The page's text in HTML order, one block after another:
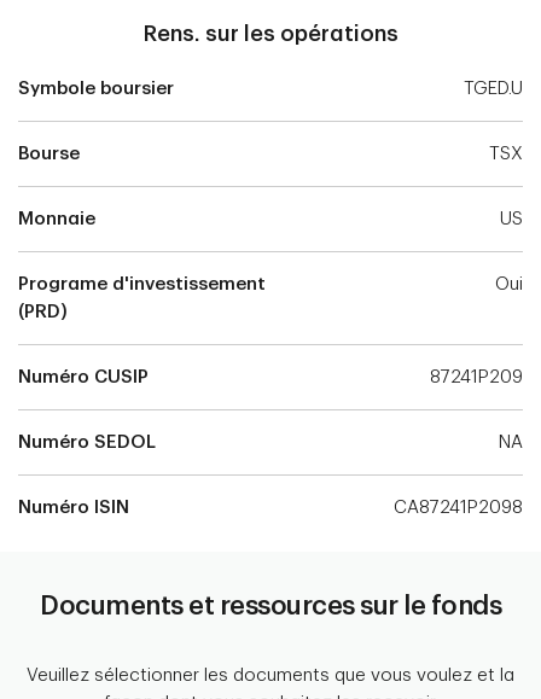
Rens. sur les opérations
Symbole boursier TGED.U
Bourse TSX
Monnaie US
Programe d'investissement
(PRD)
Oui
Numéro CUSIP 87241P209
Numéro SEDOL NA
Numéro ISIN CA87241P2098
Documents et ressources sur le fonds
Veuillez sélectionner les documents que vous voulez et la